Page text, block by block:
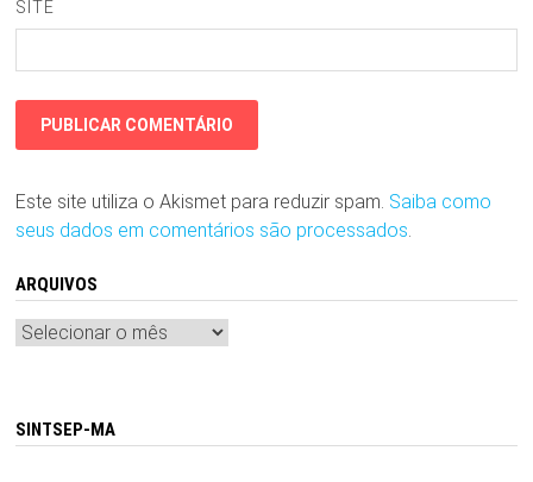
SITE
Este site utiliza o Akismet para reduzir spam. Saiba como
seus dados em comentários são processados.
ARQUIVOS
Arquivos
SINTSEP-MA